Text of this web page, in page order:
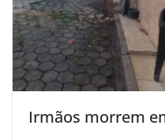
Irmãos morrem